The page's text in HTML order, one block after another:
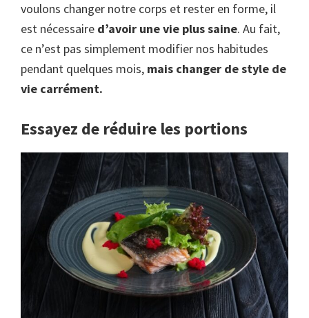
voulons changer notre corps et rester en forme, il
est nécessaire d’avoir une vie plus saine. Au fait,
ce n’est pas simplement modifier nos habitudes
pendant quelques mois, mais changer de style de
vie carrément.
Essayez de réduire les portions